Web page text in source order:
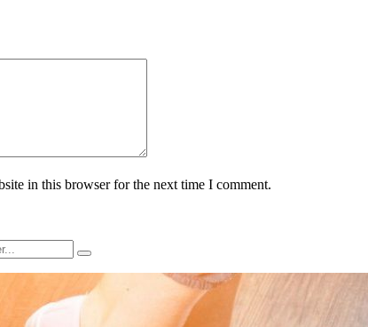
in this browser for the next time I comment.